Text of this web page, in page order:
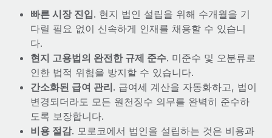
빠른 시장 진입. 현지 법인 설립을 위해 수개월을 기
다릴 필요 없이 신속하게 인재를 채용할 수 있습니
다.
현지 고용법의 완전한 규제 준수. 미준수 및 오분류로
인한 법적 위험을 방지할 수 있습니다.
간소화된 급여 관리. 급여세 계산을 자동화하고, 법이
변경되더라도 모든 원천징수 의무를 완벽히 준수하
도록 보장합니다.
비용 절감. 모로코에서 법인을 설립하는 것은 비용과